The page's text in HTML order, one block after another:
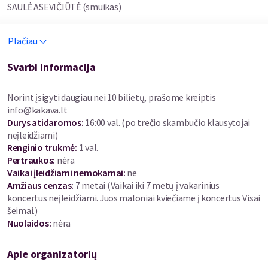
SAULĖ ASEVIČIŪTĖ (smuikas)
Dainos balsui ir fortepijonui:
„Ich liebe dich“ („Myliu tave“), ž. Herrosee
„An die Hoffnung“ („Dedikacija vilčiai“), ž. Tiedge
„Neue Liebe, neues Leben“ („Nauja meilė, naujas gyvenimas“), ž.
Goethe
„Wonne der Wehmuth“ („Kančios džiaugsmas“), ž. Goethe
Plačiau
Svarbi informacija
Norint įsigyti daugiau nei 10 bilietų, prašome kreiptis
info@kakava.lt
Durys atidaromos: 16:00 val. (po trečio skambučio klausytojai
neįleidžiami)
Renginio trukmė: 1 val.
Pertraukos: nėra
Vaikai įleidžiami nemokamai: ne
Amžiaus cenzas: 7 metai (Vaikai iki 7 metų į vakarinius
koncertus neįleidžiami. Juos maloniai kviečiame į koncertus Visai
šeimai.)
Nuolaidos: nėra
Apie organizatorių